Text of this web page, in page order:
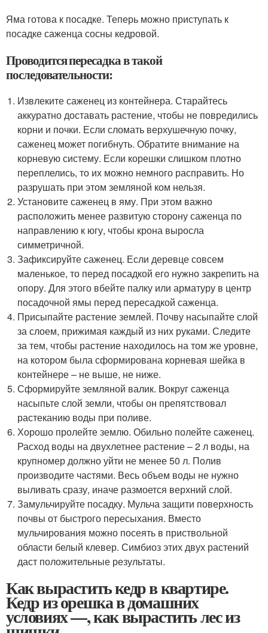
Яма готова к посадке. Теперь можно приступать к
посадке саженца сосны кедровой.
Проводится пересадка в такой
последовательности:
Извлеките саженец из контейнера. Старайтесь
аккуратно доставать растение, чтобы не повредились
корни и почки. Если сломать верхушечную почку,
саженец может погибнуть. Обратите внимание на
корневую систему. Если корешки слишком плотно
переплелись, то их можно немного расправить. Но
разрушать при этом земляной ком нельзя.
Установите саженец в яму. При этом важно
расположить менее развитую сторону саженца по
направлению к югу, чтобы крона выросла
симметричной.
Зафиксируйте саженец. Если деревце совсем
маленькое, то перед посадкой его нужно закрепить на
опору. Для этого вбейте палку или арматуру в центр
посадочной ямы перед пересадкой саженца.
Присыпайте растение землей. Почву насыпайте слой
за слоем, прижимая каждый из них руками. Следите
за тем, чтобы растение находилось на том же уровне,
на котором была сформирована корневая шейка в
контейнере – не выше, не ниже.
Сформируйте земляной валик. Вокруг саженца
насыпьте слой земли, чтобы он препятствовал
растеканию воды при поливе.
Хорошо пролейте землю. Обильно полейте саженец.
Расход воды на двухлетнее растение – 2 л воды, на
крупномер должно уйти не менее 50 л. Полив
производите частями. Весь объем воды не нужно
выливать сразу, иначе размоется верхний слой.
Замульчируйте посадку. Мульча защити поверхность
почвы от быстрого пересыхания. Вместо
мульчирования можно посеять в приствольной
области белый клевер. Симбиоз этих двух растений
даст положительные результаты.
Как вырастить кедр в квартире.
Кедр из орешка в домашних
условиях —, как вырастить лес из